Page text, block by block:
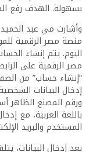
بسهولة. الهدف رفع
وأشارت مي عبد
منصة مصر الرقمية
اليوم. يتم إنشاء
“إنشاء حساب” من
إدخال البيانات
ورقم المصنع الظاهر
باللغة العربية، مع
المستخدم والبريد
بعد إدخال البيانات،